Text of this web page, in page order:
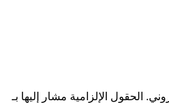
الحقول الإلزامية مشار إليها بـ